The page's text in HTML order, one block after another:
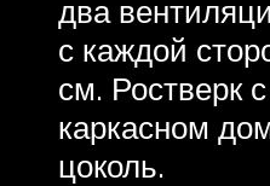
два
с каждой
см. Ростверк
каркасном
цоколь.